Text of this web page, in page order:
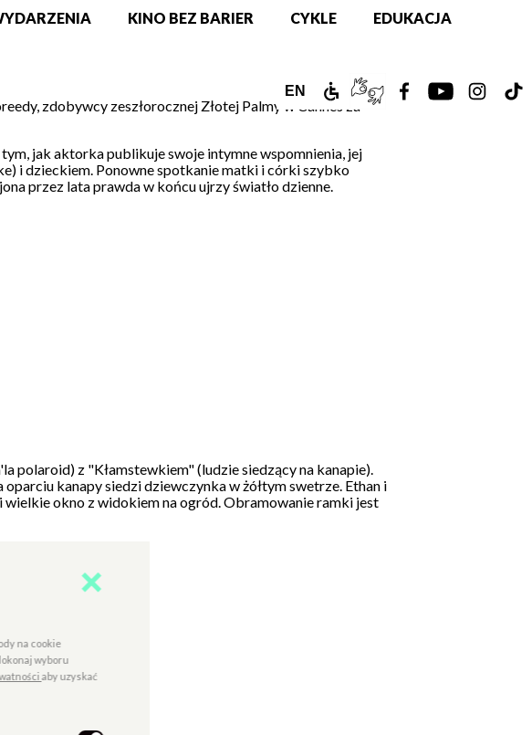
KINO BEZ BARIER CYKLE EDUKACJA
ENGLISH
EN ZAMEK
NIEPEŁNOSPRAWNYCH
TŁUMACZ
ZOBACZZOBACZ
zdobywcy zeszłorocznej Złotej Palmy w Cannes za
jak aktorka publikuje swoje intymne wspomnienia, jej
i dzieckiem. Ponowne spotkanie matki i córki szybko
przez lata prawda w końcu ujrzy światło dzienne.
polaroid) z "Kłamstewkiem" (ludzie siedzący na kanapie).
kanapy siedzi dziewczynka w żółtym swetrze. Ethan i
okno z widokiem na ogród. Obramowanie ramki jest
na cookie
wyboru
aby uzyskać